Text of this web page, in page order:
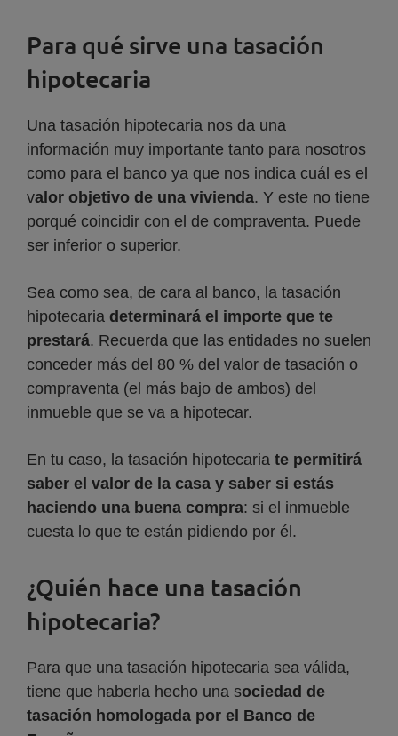
Para qué sirve una tasación
hipotecaria
Una tasación hipotecaria nos da una
información muy importante tanto para nosotros
como para el banco ya que nos indica cuál es el
valor objetivo de una vivienda. Y este no tiene
porqué coincidir con el de compraventa. Puede
ser inferior o superior.
Sea como sea, de cara al banco, la tasación
hipotecaria determinará el importe que te
prestará. Recuerda que las entidades no suelen
conceder más del 80 % del valor de tasación o
compraventa (el más bajo de ambos) del
inmueble que se va a hipotecar.
En tu caso, la tasación hipotecaria te permitirá
saber el valor de la casa y saber si estás
haciendo una buena compra: si el inmueble
cuesta lo que te están pidiendo por él.
¿Quién hace una tasación
hipotecaria?
Para que una tasación hipotecaria sea válida,
tiene que haberla hecho una sociedad de
tasación homologada por el Banco de